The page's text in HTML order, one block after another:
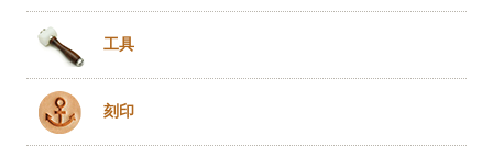
工具
刻印